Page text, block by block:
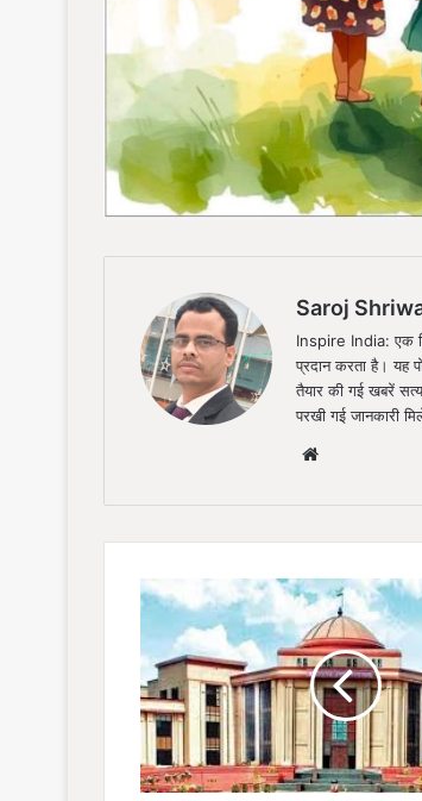
Saroj
Inspire India: एक
प्रदान करता है। यह
तैयार की गई खबरें
परखी गई जानकारी
NRDA
झटका:
500
एकड़
जमीन
अधिग्रहण
मामले